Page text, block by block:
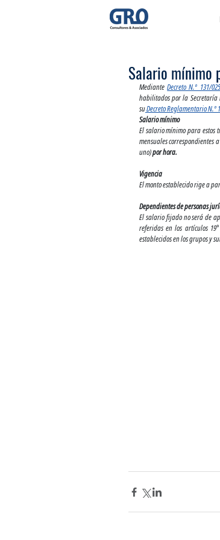
Salario mínimo
Mediante Decreto N.º 131/
habilitados por la Secretaría
su Decreto Reglamentario N.º
Salario mínimo
El salario mínimo para
mensuales correspondientes a
uno) por hora.
Vigencia
El monto establecido rige a
Dependientes de personas
El salario fijado no será de
referidas en los artículos
establecidos en los grupos y